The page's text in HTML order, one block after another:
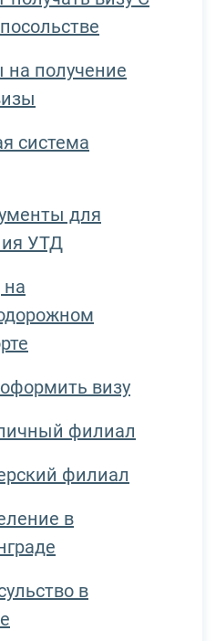
получение
система
для
УТД
визу
филиал
филиал
в
в